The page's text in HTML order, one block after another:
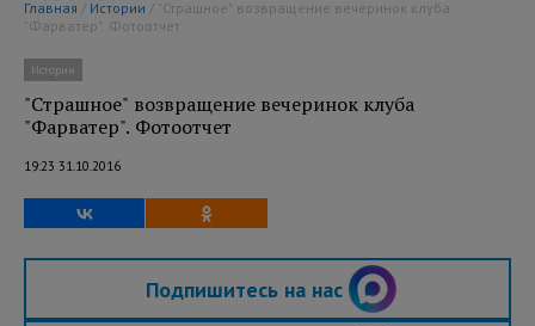
Главная / Истории
"Фарватер". Фотоотчет
Истории
"Страшное" возвращение вечеринок клуба
"Фарватер". Фотоотчет
19:23 31.10.2016
Подпишитесь на нас